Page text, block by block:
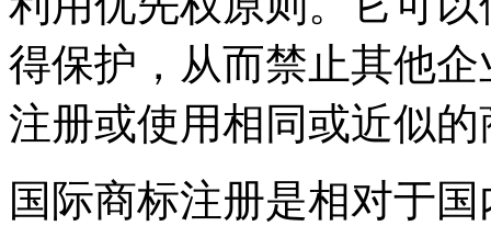
得保护，从而禁止其他
注册或使用相同或近似的
国际商标注册是相对于